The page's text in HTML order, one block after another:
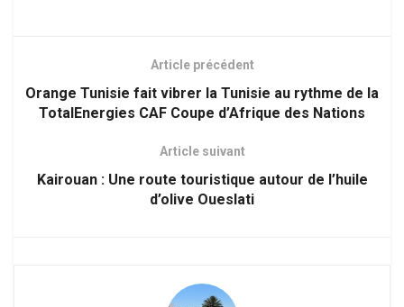
Article précédent
Orange Tunisie fait vibrer la Tunisie au rythme de la
TotalEnergies CAF Coupe d’Afrique des Nations
Article suivant
Kairouan : Une route touristique autour de l’huile
d’olive Oueslati